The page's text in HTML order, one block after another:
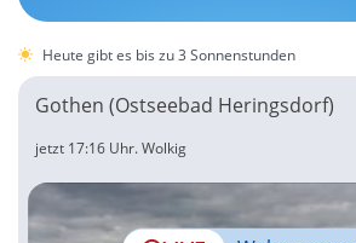
Heute gibt es bis zu 3 Sonnenstunden
Gothen (Ostseebad Heringsdorf)
jetzt 17:16 Uhr.Wolkig